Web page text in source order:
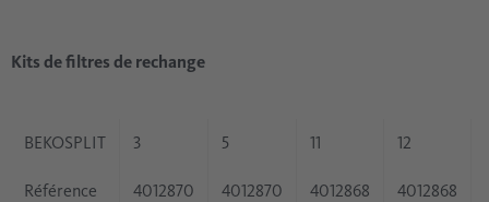
Kits de filtres de rechange
BEKOSPLIT 3 5 11 12
Référence
4012870 4012870 4012868 4012868